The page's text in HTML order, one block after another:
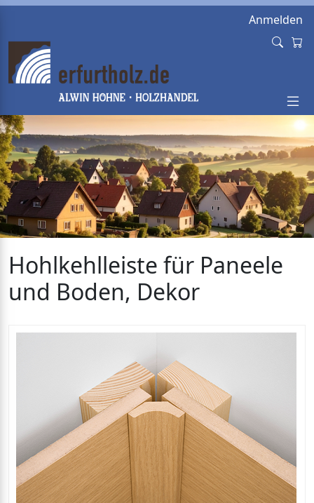
Anmelden
Hohlkehlleiste für Paneele
und Boden, Dekor